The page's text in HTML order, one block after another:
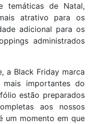
temáticas de Natal,
atrativo para os
adicional para os
administrados
a Black Friday marca
importantes do
estão preparados
aos nossos
um momento em que